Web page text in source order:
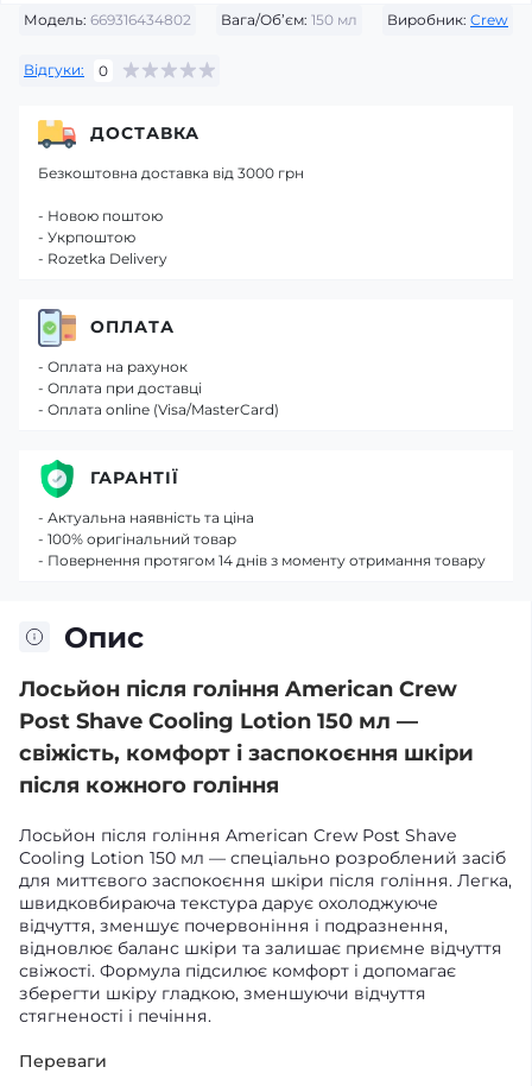
Модель: 669316434802 Вага/Об’єм: 150 мл Виробник: Crew
Відгуки: 0
Опис
Лосьйон після гоління American Crew
Post Shave Cooling Lotion 150 мл —
свіжість, комфорт і заспокоєння шкіри
після кожного гоління
Лосьйон після гоління American Crew Post Shave
Cooling Lotion 150 мл — спеціально розроблений засіб
для миттєвого заспокоєння шкіри після гоління. Легка,
швидковбираюча текстура дарує охолоджуюче
відчуття, зменшує почервоніння і подразнення,
відновлює баланс шкіри та залишає приємне відчуття
свіжості. Формула підсилює комфорт і допомагає
зберегти шкіру гладкою, зменшуючи відчуття
стягненості і печіння.
Переваги
ДОСТАВКА
Безкоштовна доставка від 3000 грн
- Новою поштою
- Укрпоштою
- Rozetka Delivery
ОПЛАТА
- Оплата на рахунок
- Оплата при доставці
- Оплата online (Visa/MasterCard)
ГАРАНТІЇ
- Актуальна наявність та ціна
- 100% оригінальний товар
- Повернення протягом 14 днів з моменту отримання товару